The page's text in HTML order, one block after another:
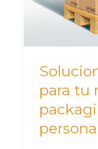
para tu
tu
packaging